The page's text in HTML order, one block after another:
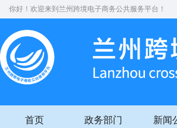
你好！欢迎来到兰州跨境电子商务公共服务平台！
首页 政务部门 新闻